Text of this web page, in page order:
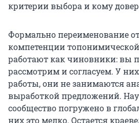
критерии выбора и кому
Формально переименование
компетенции
работают как чиновники: вы
рассмотрим и согласуем. У
работы, они не занимаются
выработкой предложений.
сообщество погружено в
них это мелко. Остается